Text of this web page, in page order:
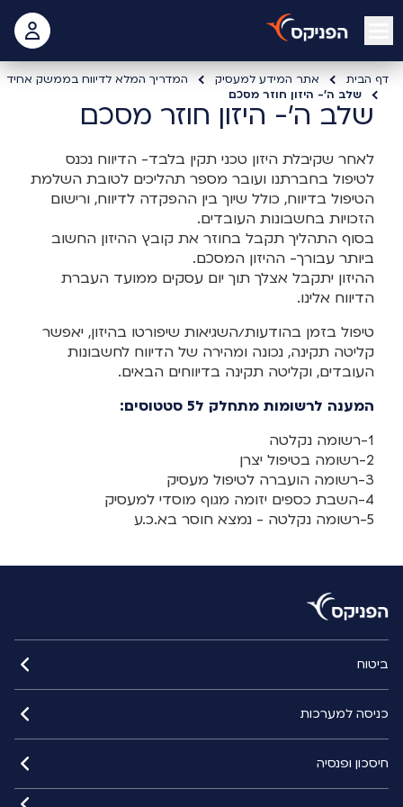
open mobile menu
דף הבית אתר המידע למעסיק
המדריך המלא לדיווח בממשק אחיד
שלב ה'- היזון חוזר מסכם
שלב ה'- היזון חוזר מסכם
לאחר שקיבלת היזון טכני תקין בלבד- הדיווח נכנס
לטיפול בחברתנו ועובר מספר תהליכים לטובת השלמת
הטיפול בדיווח, כולל שיוך בין ההפקדה לדיווח, ורישום
הזכויות בחשבונות העובדים.
בסוף התהליך תקבל בחוזר את קובץ ההיזון החשוב
ביותר עבורך- ההיזון המסכם.
ההיזון יתקבל אצלך תוך יום עסקים ממועד העברת
הדיווח אלינו.
טיפול בזמן בהודעות/השגיאות שיפורטו בהיזון, יאפשר
קליטה תקינה, נכונה ומהירה של הדיווח לחשבונות
העובדים, וקליטה תקינה בדיווחים הבאים.
המענה לרשומות מתחלק ל5 סטטוסים:
1-רשומה נקלטה
2-רשומה בטיפול יצרן
3-רשומה הועברה לטיפול מעסיק
4-השבת כספים יזומה מגוף מוסדי למעסיק
5-רשומה נקלטה - נמצא חוסר בא.כ.ע
ביטוח
כניסה למערכות
חיסכון ופנסיה